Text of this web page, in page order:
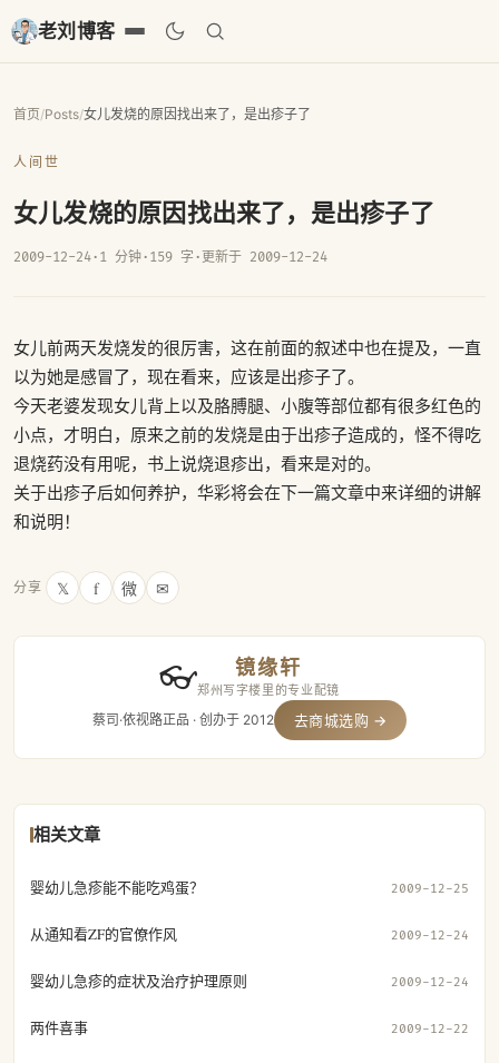
老刘博客
首页/Posts/女儿发烧的原因找出来了，是出疹子了
人间世
女儿发烧的原因找出来了，是出疹子了
2009-12-24· 1 分钟· 159 字 · 更新于 2009-12-24
女儿前两天发烧发的很厉害，这在前面的叙述中也在提及，一直
以为她是感冒了，现在看来，应该是出疹子了。
今天老婆发现女儿背上以及胳膊腿、小腹等部位都有很多红色的
小点，才明白，原来之前的发烧是由于出疹子造成的，怪不得吃
退烧药没有用呢，书上说烧退疹出，看来是对的。
关于出疹子后如何养护，华彩将会在下一篇文章中来详细的讲解
和说明！
分享 𝕏 f 微 ✉
👓 镜缘轩
郑州写字楼里的专业配镜
蔡司·依视路正品 · 创办于 2012 去商城选购 →
相关文章
婴幼儿急疹能不能吃鸡蛋？ 2009-12-25
从通知看ZF的官僚作风 2009-12-24
婴幼儿急疹的症状及治疗护理原则 2009-12-24
两件喜事 2009-12-22